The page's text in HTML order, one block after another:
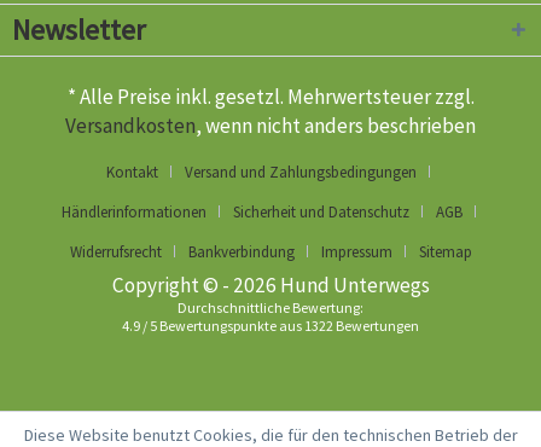
Newsletter
* Alle Preise inkl. gesetzl. Mehrwertsteuer zzgl.
Versandkosten, wenn nicht anders beschrieben
Kontakt
Versand und Zahlungsbedingungen
Händlerinformationen
Sicherheit und Datenschutz
AGB
Widerrufsrecht
Bankverbindung Impressum Sitemap
Copyright © - 2026 Hund Unterwegs
Durchschnittliche Bewertung:
4.9 / 5 Bewertungspunkte aus 1322 Bewertungen
Diese Website benutzt Cookies, die für den technischen Betrieb der